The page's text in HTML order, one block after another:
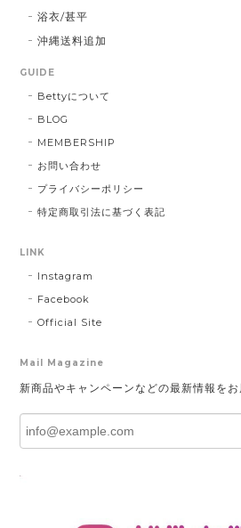
浴衣/甚平
沖縄送料追加
GUIDE
Bettyについて
BLOG
MEMBERSHIP
お問い合わせ
プライバシーポリシー
特定商取引法に基づく表記
LINK
Instagram
Facebook
Official Site
Mail Magazine
新商品やキャンペーンなどの最新情報をお